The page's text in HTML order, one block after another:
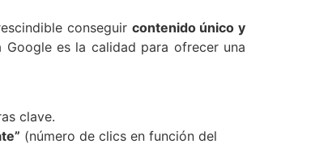
conseguir contenido único y
es la calidad para ofrecer una
clave.
(número de clics en función del